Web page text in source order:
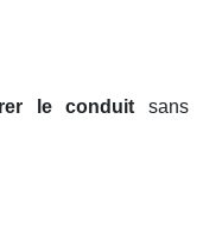
le conduit sans